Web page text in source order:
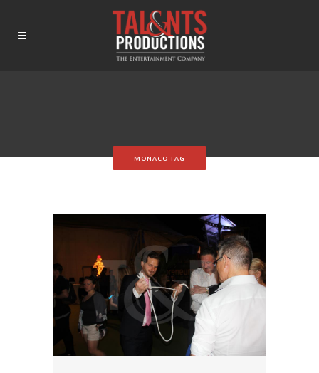
MONACO TAG